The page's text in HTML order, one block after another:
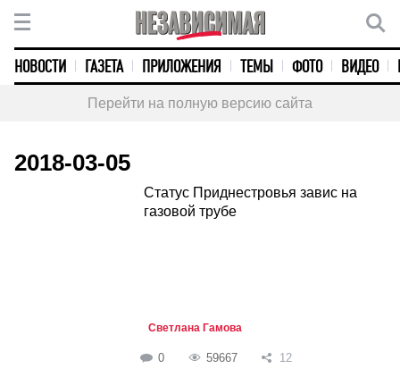
НОВОСТИ ГАЗЕТА ПРИЛОЖЕНИЯ ТЕМЫ ФОТО ВИДЕО
Перейти на полную версию сайта
2018-03-05
Статус Приднестровья завис на
газовой трубе
Светлана Гамова
0 59667 12